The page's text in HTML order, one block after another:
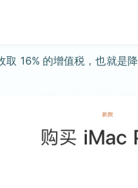
16% 的增值税，也就是